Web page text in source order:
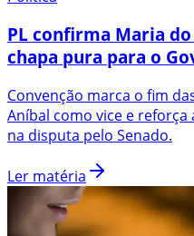
PL confirma Maria
chapa pura para o
Convenção marca o fim
Aníbal como vice e
na disputa pelo Senado.
Ler matéria